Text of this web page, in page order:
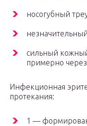
носогубный
сильный
примерно
Инфекционная
протекания:
1 —